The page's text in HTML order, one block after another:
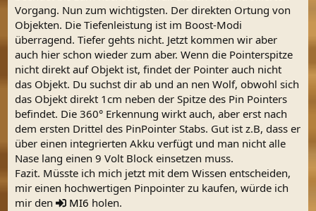
Vorgang. Nun zum wichtigsten. Der direkten Ortung von
Objekten. Die Tiefenleistung ist im Boost-Modi
überragend. Tiefer gehts nicht. Jetzt kommen wir aber
auch hier schon wieder zum aber. Wenn die Pointerspitze
nicht direkt auf Objekt ist, findet der Pointer auch nicht
das Objekt. Du suchst dir ab und an nen Wolf, obwohl sich
das Objekt direkt 1cm neben der Spitze des Pin Pointers
befindet. Die 360° Erkennung wirkt auch, aber erst nach
dem ersten Drittel des PinPointer Stabs. Gut ist z.B, dass er
über einen integrierten Akku verfügt und man nicht alle
Nase lang einen 9 Volt Block einsetzen muss.
Fazit. Müsste ich mich jetzt mit dem Wissen entscheiden,
mir einen hochwertigen Pinpointer zu kaufen, würde ich
mir den
MI6 holen.